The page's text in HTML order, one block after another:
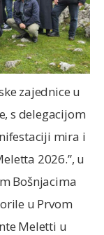
zajednice u
s delegacijom
mira i
2026.”, u
Bošnjacima
u Prvom
Meletti u